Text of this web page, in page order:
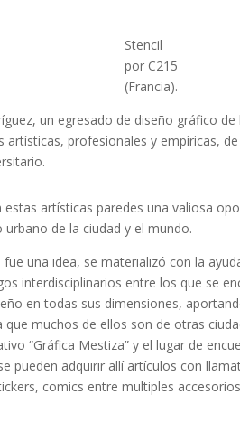
Stencil
por C215
(Francia).
un egresado de diseño gráfico
artísticas, profesionales y empíricas,
estas artísticas paredes una valiosa
de la ciudad y el mundo.
una idea, se materializó con la
interdisciplinarios entre los que se
en todas sus dimensiones,
muchos de ellos son de otras
“Gráfica Mestiza” y el lugar de
pueden adquirir allí artículos con
comics entre multiples